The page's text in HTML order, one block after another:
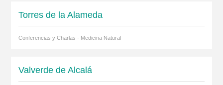
Torres de la Alameda
Conferencias y Charlas · Medicina Natural
Valverde de Alcalá